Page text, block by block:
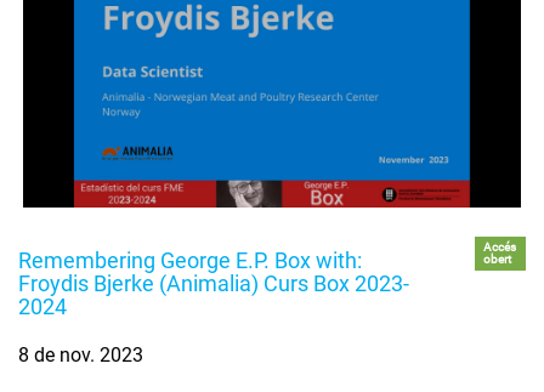
Remembering George E.P. Box with:
Froydis Bjerke (Animalia) Curs Box 2023-
2024
Accés
obert
8 de nov. 2023